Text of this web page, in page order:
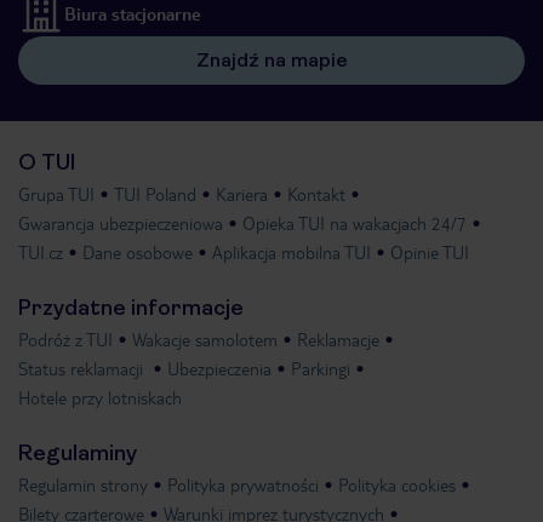
Biura stacjonarne
Znajdź na mapie
O TUI
Grupa TUI TUI Poland Kariera
Kontakt
Gwarancja ubezpieczeniowa
Opieka TUI na wakacjach 24/7
TUI.cz
Dane osobowe Aplikacja mobilna TUI Opinie TUI
Przydatne informacje
Podróż z TUI Wakacje samolotem
Reklamacje
Status reklamacji
Ubezpieczenia
Parkingi
Hotele przy lotniskach
Regulaminy
Regulamin strony Polityka prywatności
Polityka cookies
Bilety czarterowe
Warunki imprez turystycznych